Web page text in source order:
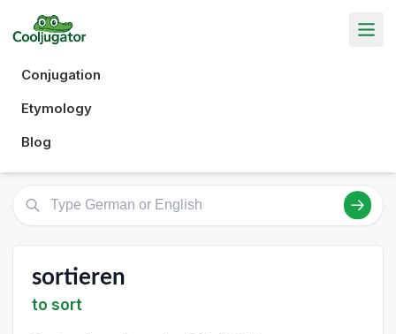
Conjugation
Etymology
Blog
sortieren
to sort